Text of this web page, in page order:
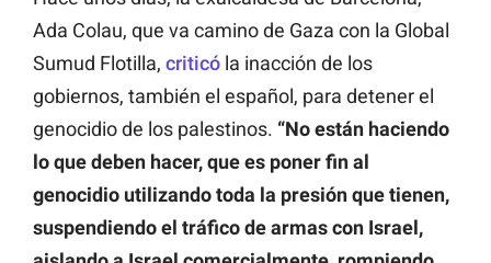
Ada Colau, que va camino de Gaza con la Global
Sumud Flotilla, criticó la inacción de los
gobiernos, también el español, para detener el
genocidio de los palestinos. “No están haciendo
lo que deben hacer, que es poner fin al
genocidio utilizando toda la presión que tienen,
suspendiendo el tráfico de armas con Israel,